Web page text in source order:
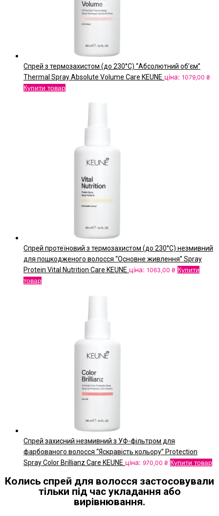
Спрей з термозахистом (до 230°С) “Абсолютний об’єм”
Thermal Spray Absolute Volume Care KEUNE ціна: 1079,00 ₴
Купити товар
Спрей протеїновий з термозахистом (до 230°С) незмивний
для пошкодженого волосся “Основне живлення” Spray
Protein Vital Nutrition Care KEUNE ціна: 1063,00 ₴ Купити
товар
Спрей захисний незмивний з УФ-фільтром для
фарбованого волосся “Яскравість кольору” Protection
Spray Color Brillianz Care KEUNE ціна: 970,00 ₴ Купити товар
Колись спрей для волосся застосовували
тільки під час укладання або
вирівнювання.